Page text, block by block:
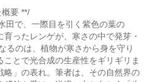
要 **/
田で、一際目を引く紫色の葉の
ったレンゲが、寒さの中で発芽・
るのは、植物が寒さから身を守り
とで光合成の生産性をギリギリま
略」の表れ。筆者は、その自然界の